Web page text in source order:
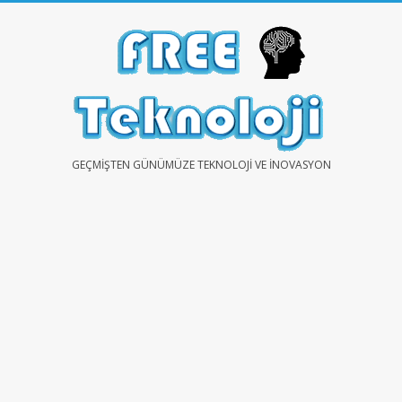
FREEGEÇMIŞTEN GÜNÜMÜZE TEKNOLOJI VE İNOVASYON